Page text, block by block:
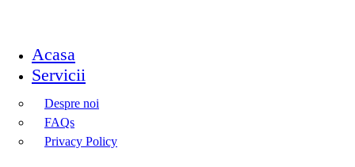
Acasa
Servicii
Despre noi
FAQs
Privacy Policy